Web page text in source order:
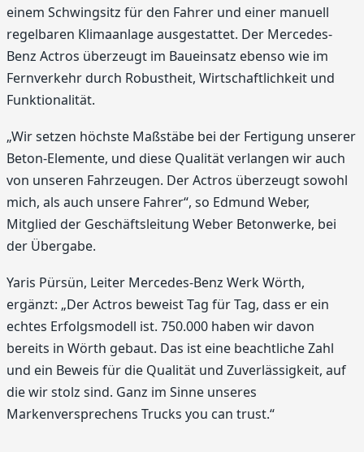
einem Schwingsitz für den Fahrer und einer manuell
regelbaren Klimaanlage ausgestattet. Der Mercedes-
Benz Actros überzeugt im Baueinsatz ebenso wie im
Fernverkehr durch Robustheit, Wirtschaftlichkeit und
Funktionalität.
„Wir setzen höchste Maßstäbe bei der Fertigung unserer
Beton-Elemente, und diese Qualität verlangen wir auch
von unseren Fahrzeugen. Der Actros überzeugt sowohl
mich, als auch unsere Fahrer“, so Edmund Weber,
Mitglied der Geschäftsleitung Weber Betonwerke, bei
der Übergabe.
Yaris Pürsün, Leiter Mercedes-Benz Werk Wörth,
ergänzt: „Der Actros beweist Tag für Tag, dass er ein
echtes Erfolgsmodell ist. 750.000 haben wir davon
bereits in Wörth gebaut. Das ist eine beachtliche Zahl
und ein Beweis für die Qualität und Zuverlässigkeit, auf
die wir stolz sind. Ganz im Sinne unseres
Markenversprechens Trucks you can trust.“